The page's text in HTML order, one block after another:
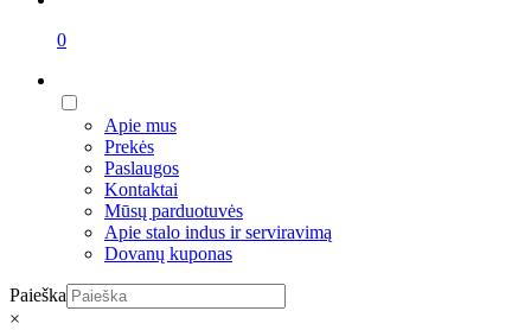
0
Apie mus
Prekės
Paslaugos
Kontaktai
Mūsų parduotuvės
Apie stalo indus ir serviravimą
Dovanų kuponas
Paieška
×